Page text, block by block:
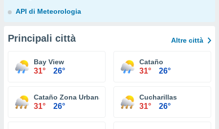
API di Meteorologia
Principali città Altre città
Bay View
31° 26°
Cataño
31° 26°
Cataño Zona Urbana
31° 26°
Cucharillas
31° 26°